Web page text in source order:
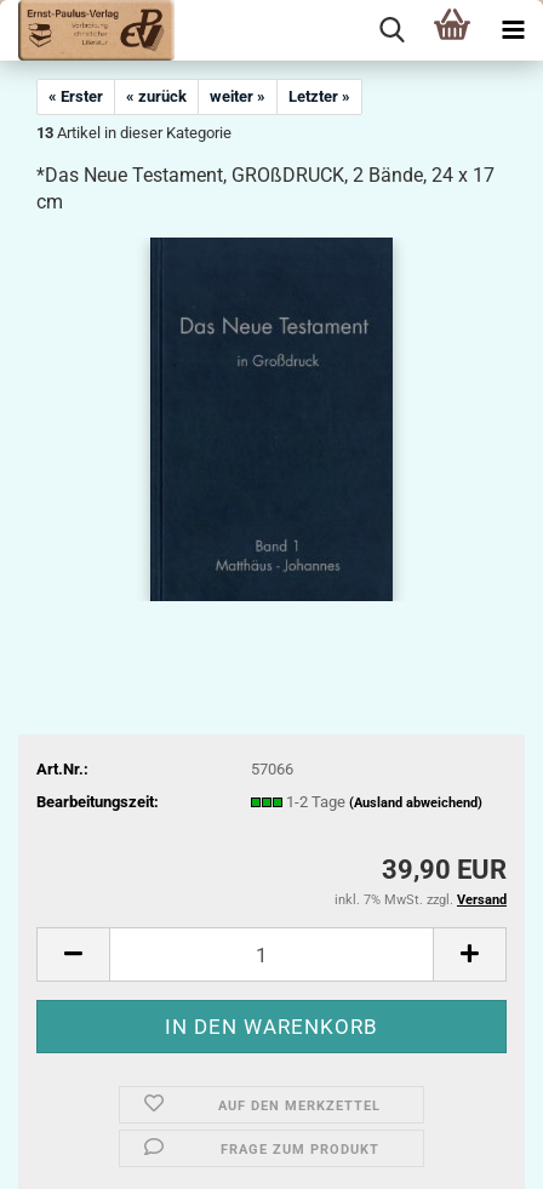
« Erster « zurück weiter »
Letzter »
13 Artikel in dieser Kategorie
*Das Neue Testament, GROßDRUCK, 2 Bände, 24 x 17
cm
Art.Nr.:
57066
Bearbeitungszeit:
1-2 Tage (Ausland abweichend)
39,90 EUR
inkl. 7% MwSt. zzgl. Versand
AUF DEN MERKZETTEL
FRAGE ZUM PRODUKT